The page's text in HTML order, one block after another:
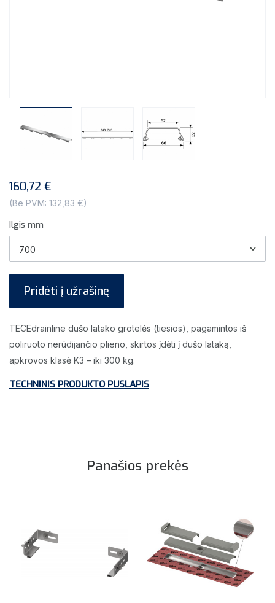
160,72 €
(Be PVM: 132,83 €)
Ilgis mm
Pridėti į užrašinę
TECEdrainline dušo latako grotelės (tiesios), pagamintos iš
poliruoto nerūdijančio plieno, skirtos įdėti į dušo lataką,
apkrovos klasė K3 – iki 300 kg.
TECHNINIS PRODUKTO PUSLAPIS
Panašios prekės